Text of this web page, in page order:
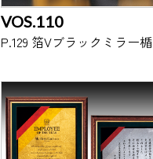
VOS.110
P.129 箔Vブラックミラー楯